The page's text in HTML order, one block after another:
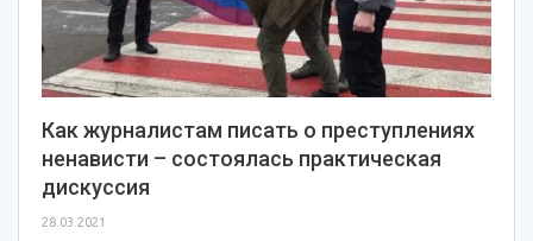
Как журналистам писать о преступлениях
ненависти – состоялась практическая
дискуссия
28.03.2021